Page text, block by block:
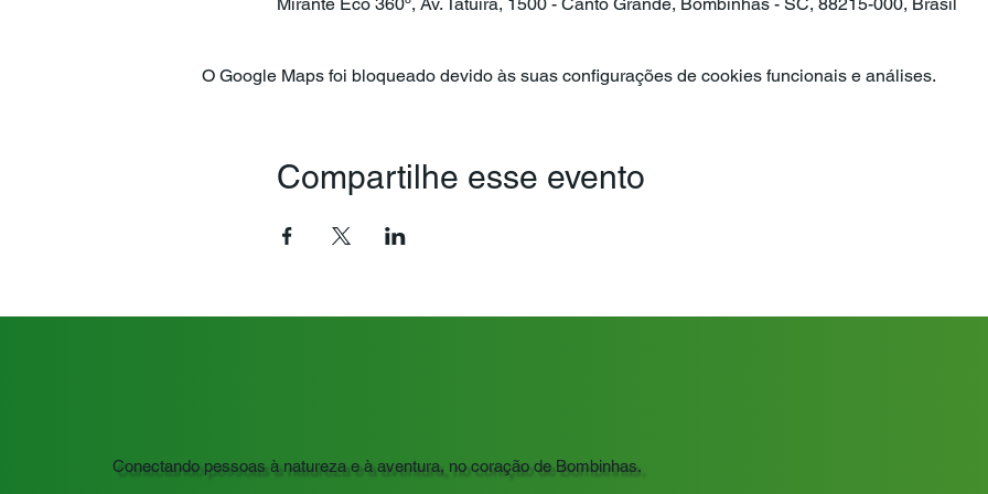
O Google Maps foi bloqueado devido às suas configurações de cookies funcionais e análises.
Compartilhe esse evento
Conectando pessoas à natureza e à aventura, no coração de Bombinhas.